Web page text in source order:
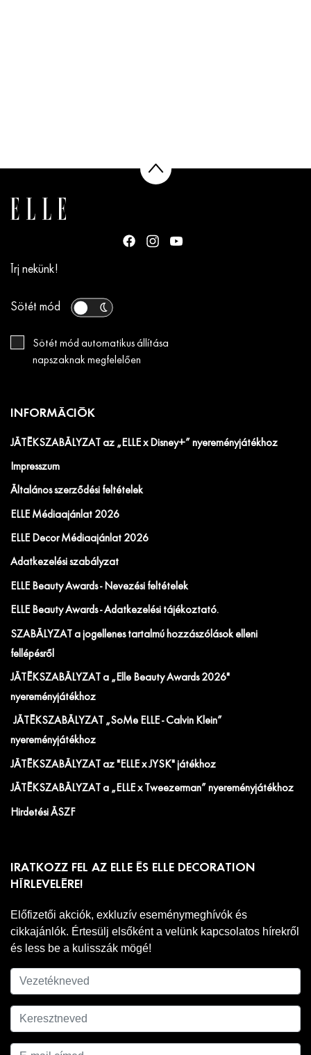
Írj nekünk!
Sötét mód
Sötét mód automatikus állítása
napszaknak megfelelően
INFORMÁCIÓK
JÁTÉKSZABÁLYZAT az „ELLE x Disney+” nyereményjátékhoz
Impresszum
Általános szerződési feltételek
ELLE Médiaajánlat 2026
ELLE Decor Médiaajánlat 2026
Adatkezelési szabályzat
ELLE Beauty Awards - Nevezési feltételek
ELLE Beauty Awards - Adatkezelési tájékoztató.
SZABÁLYZAT a jogellenes tartalmú hozzászólások elleni
fellépésről
JÁTÉKSZABÁLYZAT a „Elle Beauty Awards 2026"
nyereményjátékhoz
JÁTÉKSZABÁLYZAT „SoMe ELLE - Calvin Klein”
nyereményjátékhoz
JÁTÉKSZABÁLYZAT az "ELLE x JYSK" játékhoz
JÁTÉKSZABÁLYZAT a „ELLE x Tweezerman” nyereményjátékhoz
Hirdetési ÁSZF
IRATKOZZ FEL AZ ELLE ÉS ELLE DECORATION
HÍRLEVELÉRE!
Előfizetői akciók, exkluzív eseménymeghívók és
cikkajánlók. Értesülj elsőként a velünk kapcsolatos hírekről
és less be a kulisszák mögé!